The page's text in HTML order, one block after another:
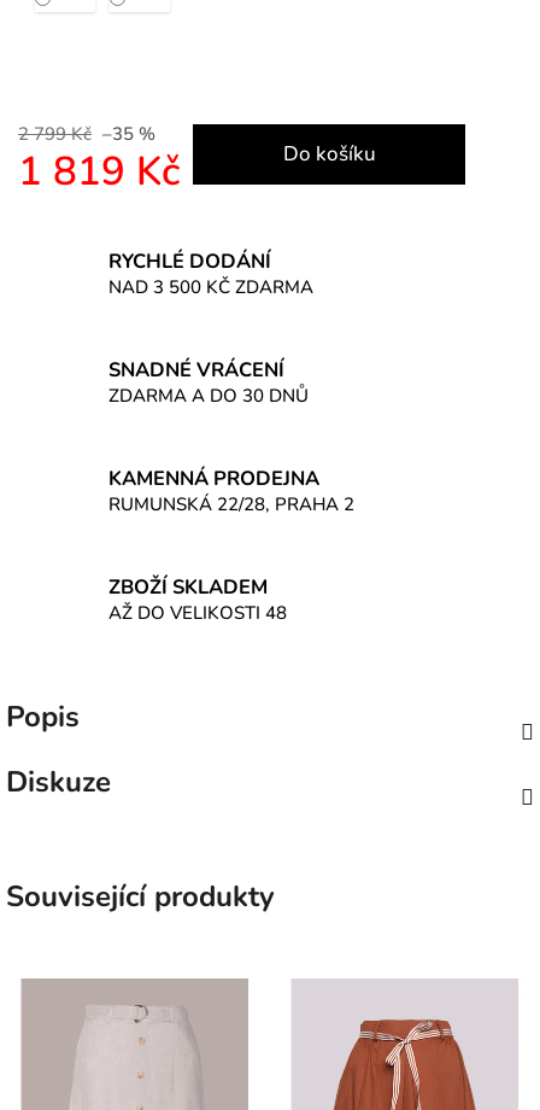
2 799 Kč –35 %
1 819 Kč Do košíku
RYCHLÉ DODÁNÍ
NAD 3 500 KČ ZDARMA
SNADNÉ VRÁCENÍ
ZDARMA A DO 30 DNŮ
KAMENNÁ PRODEJNA
RUMUNSKÁ 22/28, PRAHA 2
ZBOŽÍ SKLADEM
AŽ DO VELIKOSTI 48
Popis
Diskuze
Související produkty